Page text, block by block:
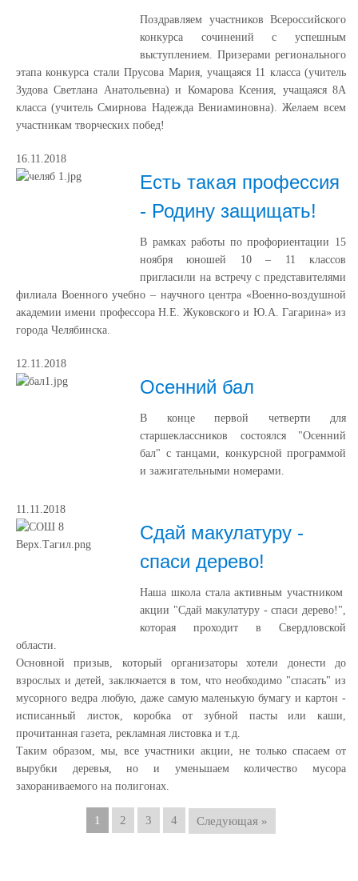
Поздравляем участников Всероссийского
конкурса сочинений с успешным
выступлением. Призерами регионального
этапа конкурса стали Прусова Мария, учащаяся 11 класса (учитель
Зудова Светлана Анатольевна) и Комарова Ксения, учащаяся 8А
класса (учитель Смирнова Надежда Вениаминовна). Желаем всем
участникам творческих побед!
16.11.2018
Есть такая профессия
- Родину защищать!
В рамках работы по профориентации 15
ноября юношей 10 – 11 классов
пригласили на встречу с представителями
филиала Военного учебно – научного центра «Военно-воздушной
академии имени профессора Н.Е. Жуковского и Ю.А. Гагарина» из
города Челябинска.
12.11.2018
Осенний бал
В конце первой четверти для
старшеклассников состоялся "Осенний
бал" с танцами, конкурсной программой
и зажигательными номерами.
11.11.2018
Сдай макулатуру -
спаси дерево!
Наша школа стала активным участником
акции "Сдай макулатуру - спаси дерево!",
которая проходит в Свердловской
области.
Основной призыв, который организаторы хотели донести до
взрослых и детей, заключается в том, что необходимо "спасать" из
мусорного ведра любую, даже самую маленькую бумагу и картон -
исписанный листок, коробка от зубной пасты или каши,
прочитанная газета, рекламная листовка и т.д.
Таким образом, мы, все участники акции, не только спасаем от
вырубки деревья, но и уменьшаем количество мусора
захораниваемого на полигонах.
1 2 3 4 Следующая »